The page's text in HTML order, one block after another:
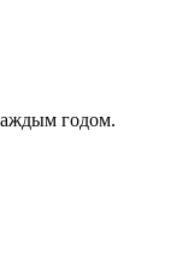
годом.